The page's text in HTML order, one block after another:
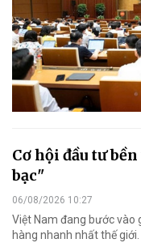
Cơ hội đầu tư
bạc"
06/08/2026 10:27
Việt Nam đang bước vào
hàng nhanh nhất thế